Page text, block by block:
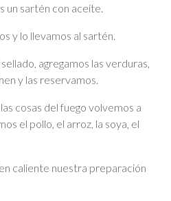
un sartén con aceite.
y lo llevamos al sartén.
agregamos las verduras,
y las reservamos.
cosas del fuego volvemos a
el pollo, el arroz, la soya, el
caliente nuestra preparación